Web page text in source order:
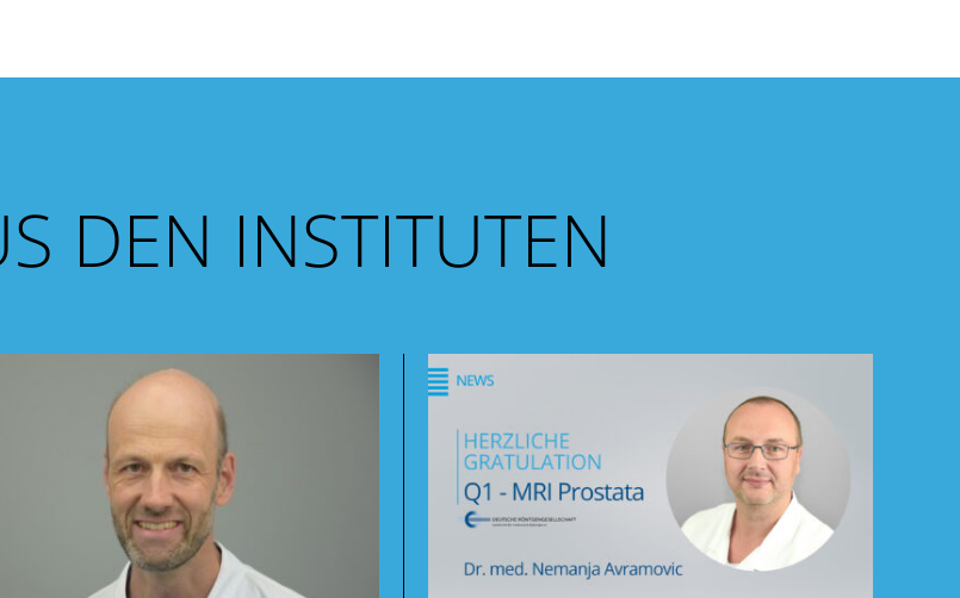
DEN INSTITUTEN